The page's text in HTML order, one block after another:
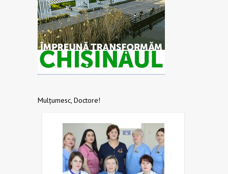
Mulțumesc, Doctore!